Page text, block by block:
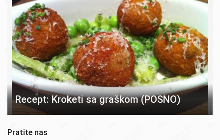
Recept: Kroketi sa graškom (POSNO)
Pratite nas